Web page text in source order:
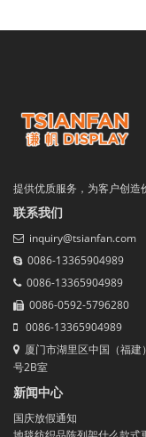
提供优质服务，为客户创造
联系我们
inquiry@tsianfan.com
0086-13365904989
0086-13365904989
0086-0592-5796280
0086-13365904989
厦门市湖里区中国（福
号2B室
新闻中心
国庆放假通知